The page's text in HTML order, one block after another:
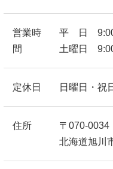
営業時
間
平 日 9:00
土曜日
定休日 日曜日・祝
住所
〒070-0034
北海道旭川